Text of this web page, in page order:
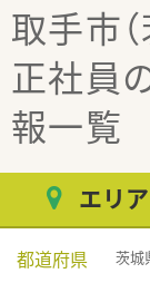
取手市
正社員
報一覧
エリア
都道府県 茨城